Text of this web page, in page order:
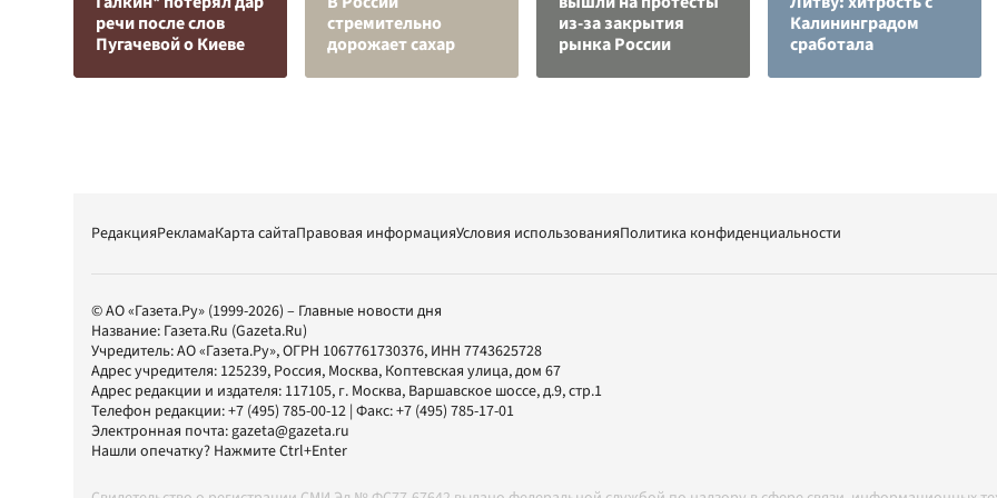
речи после слов
Пугачевой о Киеве
стремительно
дорожает сахар
из-за закрытия
рынка России
Калининградом
сработала
РедакцияРекламаКарта сайтаПравовая информацияУсловия использованияПолитика конфиденциальности
© АО «Газета.Ру» (1999-2026) – Главные новости дня
Название: Газета.Ru (Gazeta.Ru)
Учредитель:АО «Газета.Ру», ОГРН 1067761730376, ИНН 7743625728
Адрес учредителя: 125239, Россия, Москва, Коптевская улица, дом 67
Адрес редакции и издателя: 117105, г. Москва, Варшавское шоссе, д.9, стр.1
Телефон редакции:+7 (495) 785-00-12 | Факс:+7 (495) 785-17-01
Электронная почта:gazeta@gazeta.ru
Нашли опечатку? Нажмите Ctrl+Enter